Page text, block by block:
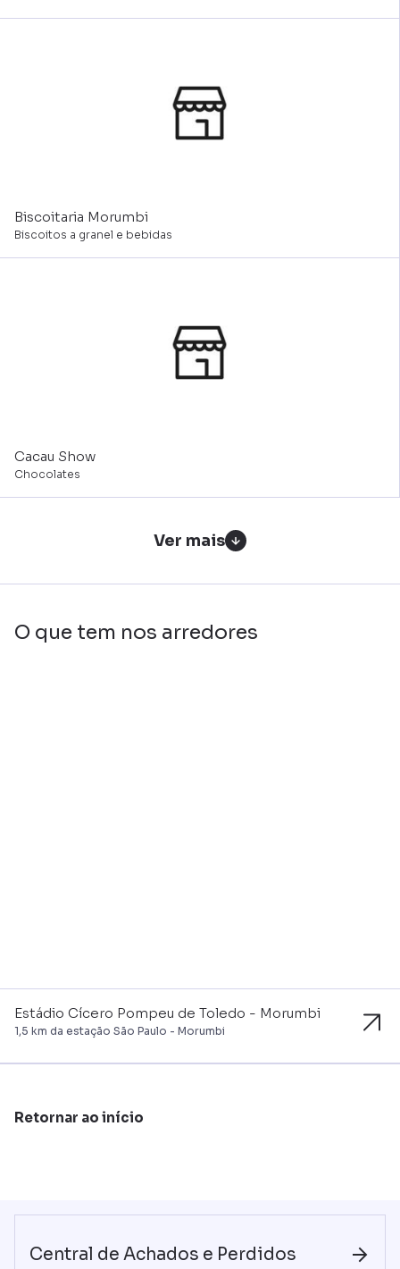
Biscoitaria Morumbi
Biscoitos a granel e bebidas
Cacau Show
Chocolates
Ver mais
O que tem nos arredores
Estádio Cícero Pompeu de Toledo - Morumbi
1,5 km da estação São Paulo - Morumbi
Retornar ao início
Central de Achados e Perdidos